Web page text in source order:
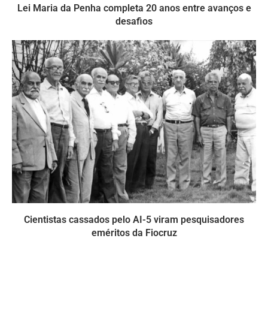
Lei Maria da Penha completa 20 anos entre avanços e
desafios
Cientistas cassados pelo AI-5 viram pesquisadores
eméritos da Fiocruz